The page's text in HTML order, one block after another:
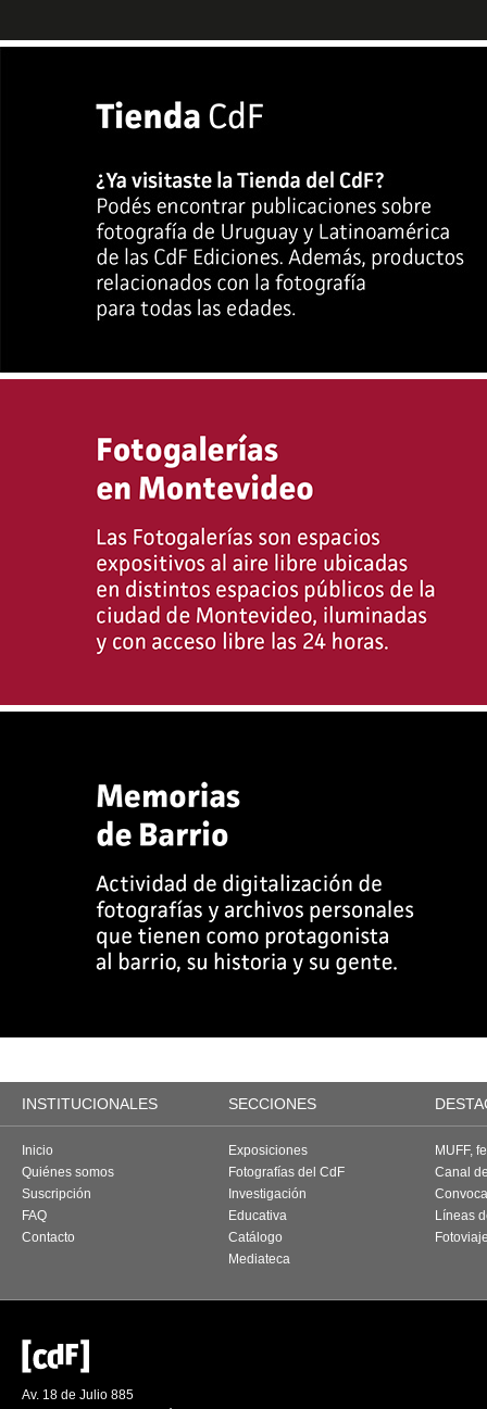
INSTITUCIONALES SECCIONES
Inicio
Quiénes somos
Suscripción
FAQ
Contacto
Exposiciones
Fotografías del CdF
Investigación
Educativa
Catálogo
Mediateca
MUFF,
Canal
Líneas
Av. 18 de Julio 885